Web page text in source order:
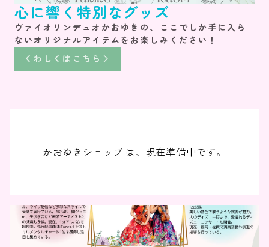
心に響く特別なグッズ
ヴァイオリンデュオかおゆきの、ここでしか手に入ら
ないオリジナルアイテムをお楽しみください！
くわしくはこちら
かおゆきショップ は、現在準備中です。